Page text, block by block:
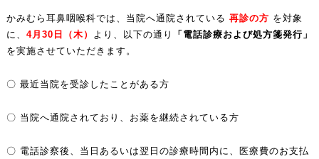
かみむら耳鼻咽喉科では、当院へ通院されている 再診の方 を対象
に、 4月30 日（木） より、以下の通り
「電話診療および処方箋発行」
を実施させていただきます。
〇 最近当院を受診したことがある方
〇 当院へ通院されており、お薬を継続されている方
〇 電話診察後、当日あるいは翌日の診療時間内に、医療費のお支払